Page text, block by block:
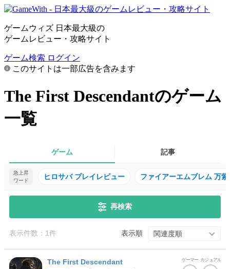
ゲームウィズ 日本最大級の
ゲームレビュー・攻略サイト
ゲーム検索 ログイン
このサイトは一部広告を含みます
The First Descendantのゲーム
一覧